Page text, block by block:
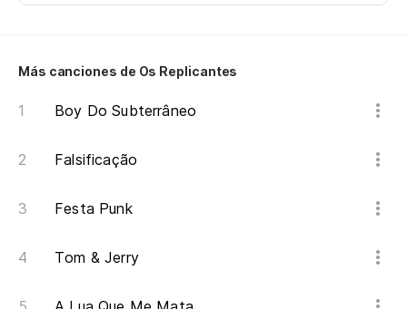
Más canciones de Os Replicantes
Boy Do Subterrâneo
Falsificação
Festa Punk
Tom & Jerry